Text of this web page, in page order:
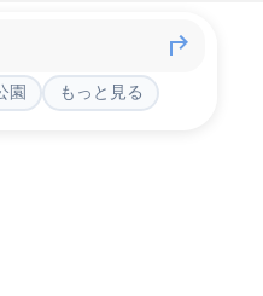
園 もっと見る